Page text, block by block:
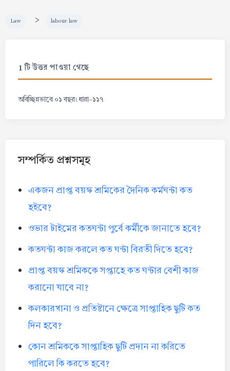
Law > labour law
1 টি উত্তর পাওয়া গেছে
অবিচ্ছিন্নভাবে ০১ বছর। ধারা-১১৭
সম্পর্কিত প্রশ্নসমূহ
একজন প্রাপ্ত বয়স্ক শ্রমিকের দৈনিক কর্মঘন্টা কত
হইবে?
ওভার টাইমের কতঘন্টা পুর্বে কর্মীকে জানাতে হবে?
কতঘন্টা কাজ করলে কত ঘন্টা বিরতী দিতে হবে?
প্রাপ্ত বয়স্ক শ্রমিককে সপ্তাহে কত ঘন্টার বেশী কাজ
করানো যাবে না?
কলকারখানা ও প্রতিষ্টানে ক্ষেত্রে সাপ্তাহিক ছুটি কত
দিন হবে?
কোন শ্রমিককে সাপ্তাহিক ছুটি প্রদান না করিতে
পারিলে কি করতে হবে?